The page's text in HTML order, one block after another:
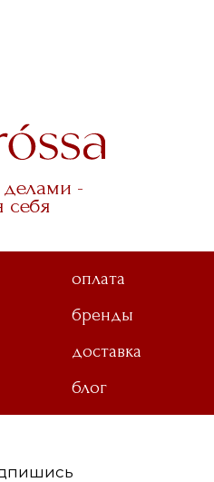
-
себя
оплата
бренды
доставка
блог